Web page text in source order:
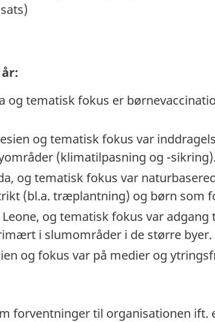
og tematisk fokus er
og tematisk fokus var
(klimatilpasning og -
og tematisk fokus var
(bl.a. træplantning) og børn som
og tematisk fokus var adgang
i slumområder i de større byer.
og fokus var på medier og
forventninger til organisationen ift.